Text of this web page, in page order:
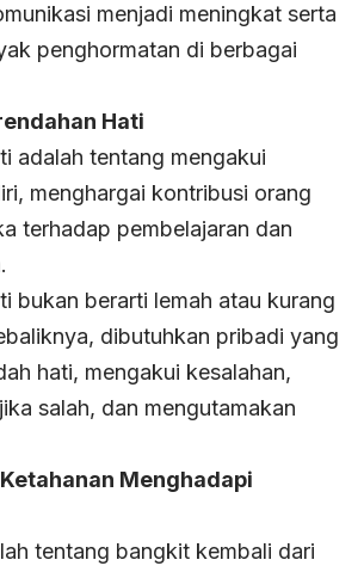
menjadi meningkat serta
penghormatan di berbagai
Hati
adalah tentang mengakui
menghargai kontribusi orang
terhadap pembelajaran dan
bukan berarti lemah atau kurang
dibutuhkan pribadi yang
hati, mengakui kesalahan,
salah, dan mengutamakan
Menghadapi
tentang bangkit kembali dari